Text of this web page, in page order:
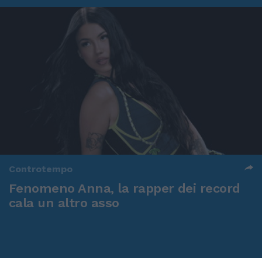
Controtempo
Fenomeno Anna, la rapper dei record
cala un altro asso